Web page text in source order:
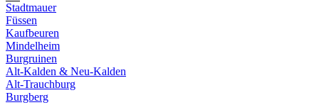
Stadtmauer
Füssen
Kaufbeuren
Mindelheim
Burgruinen
Alt-Kalden & Neu-Kalden
Alt-Trauchburg
Burgberg